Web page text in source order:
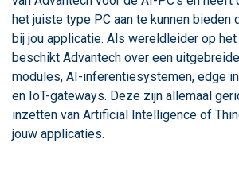
het juiste type PC aan te kunnen bieden
bij jou applicatie. Als wereldleider op
beschikt Advantech over een
modules, AI-inferentiesystemen, edge
en IoT-gateways. Deze zijn allemaal
inzetten van Artificial Intelligence of
jouw applicaties.